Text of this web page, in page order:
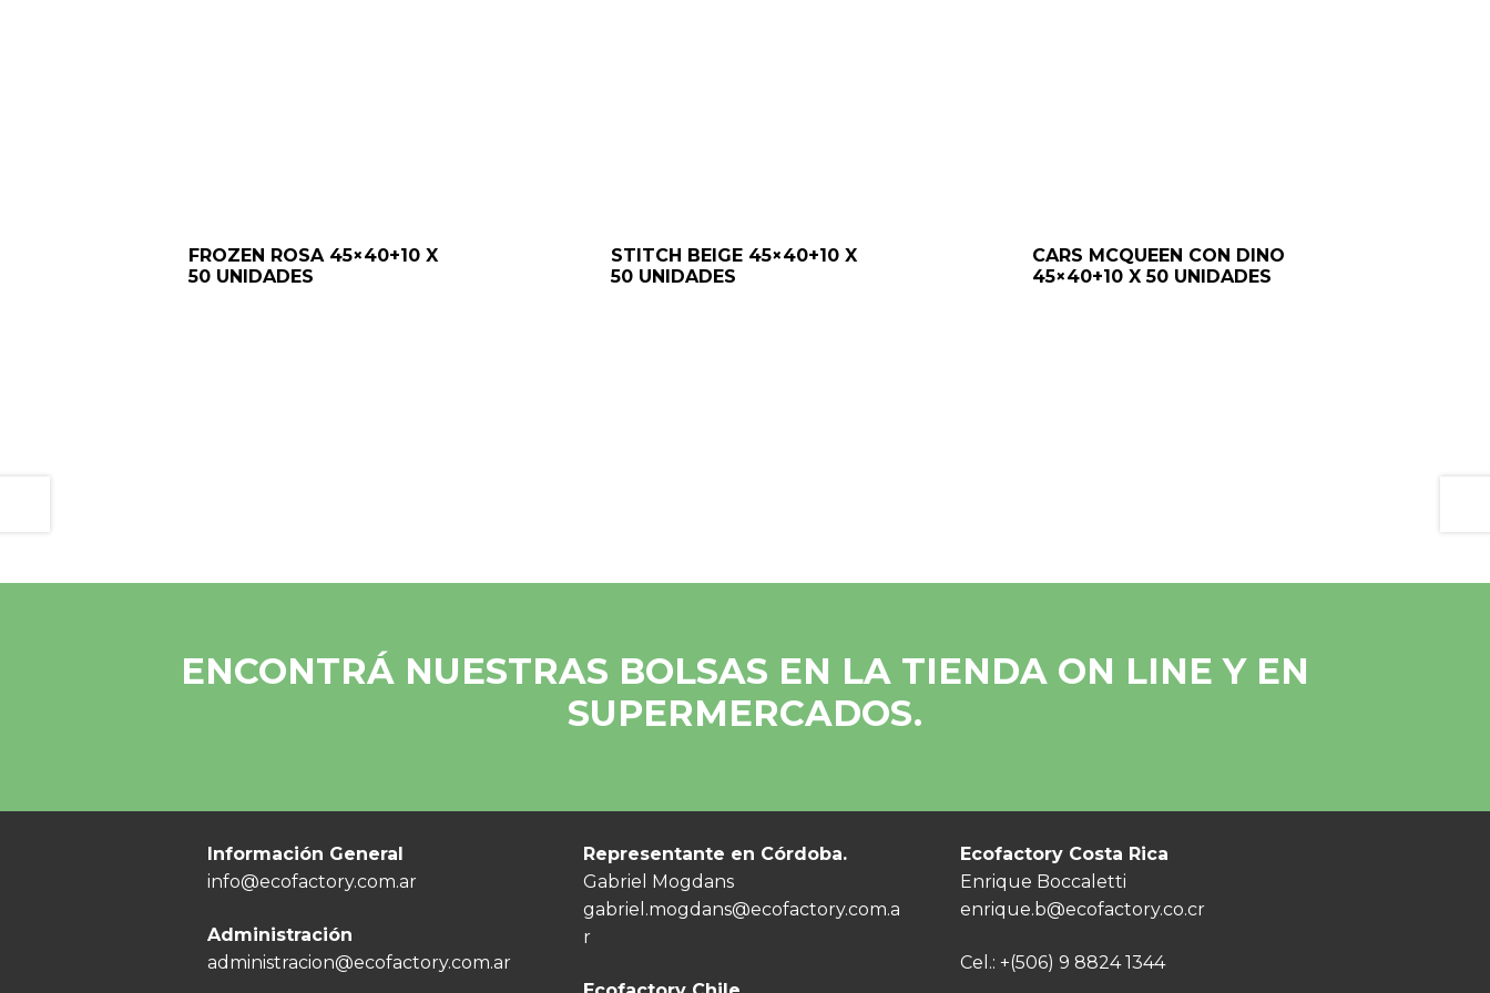
FROZEN ROSA 45×40+10 X
50 UNIDADES
STITCH BEIGE 45×40+10 X
50 UNIDADES
CARS MCQUEEN CON DINO
45×40+10 X 50 UNIDADES
ENCONTRÁ NUESTRAS BOLSAS EN LA TIENDA ON LINE Y EN
SUPERMERCADOS.
Información General
info@ecofactory.com.ar
Administración
administracion@ecofactory.com.ar
Representante en Córdoba.
Gabriel Mogdans
gabriel.mogdans@ecofactory.com.a
r
Ecofactory Costa Rica
Enrique Boccaletti
enrique.b@ecofactory.co.cr
Cel.:+(506) 9 8824 1344